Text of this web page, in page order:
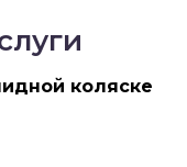
коляске